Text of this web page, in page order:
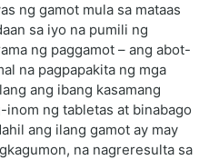
ng gamot mula sa mataas
sa iyo na pumili ng
ng paggamot – ang abot-
na pagpapakita ng mga
ang ibang kasamang
inom ng tabletas at binabago
ang ilang gamot ay may
na nagreresulta sa